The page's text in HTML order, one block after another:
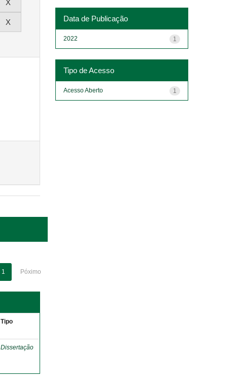
1 Póximo
Tipo
Dissertação
Data de Publicação
1
2022
Tipo de Acesso
1
Acesso Aberto